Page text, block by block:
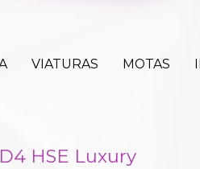
MOTAS
VIATURAS
HSE Luxury